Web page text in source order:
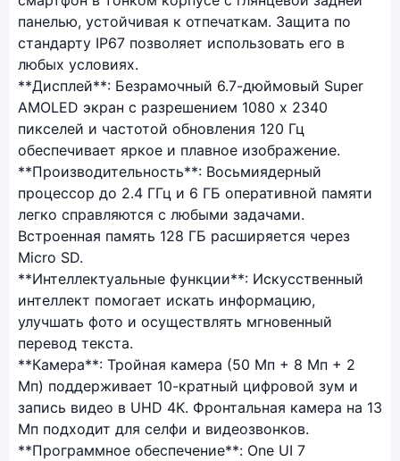
панелью, устойчивая к отпечаткам. Защита по
стандарту IP67 позволяет использовать его в
любых условиях.
**Дисплей**: Безрамочный 6.7-дюймовый Super
AMOLED экран с разрешением 1080 x 2340
пикселей и частотой обновления 120 Гц
обеспечивает яркое и плавное изображение.
**Производительность**: Восьмиядерный
процессор до 2.4 ГГц и 6 ГБ оперативной памяти
легко справляются с любыми задачами.
Встроенная память 128 ГБ расширяется через
Micro SD.
**Интеллектуальные функции**: Искусственный
интеллект помогает искать информацию,
улучшать фото и осуществлять мгновенный
перевод текста.
**Камера**: Тройная камера (50 Мп + 8 Мп + 2
Мп) поддерживает 10-кратный цифровой зум и
запись видео в UHD 4K. Фронтальная камера на 13
Мп подходит для селфи и видеозвонков.
**Программное обеспечение**: One UI 7